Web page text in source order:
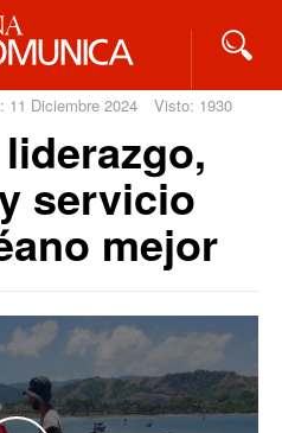
11 Diciembre 2024 Visto: 1930
servicio
mejor